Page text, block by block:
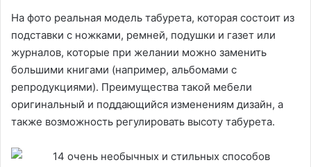
На фото реальная модель табурета, которая состоит из
подставки с ножками, ремней, подушки и газет или
журналов, которые при желании можно заменить
большими книгами (например, альбомами с
репродукциями). Преимущества такой мебели
оригинальный и поддающийся изменениям дизайн, а
также возможность регулировать высоту табурета.